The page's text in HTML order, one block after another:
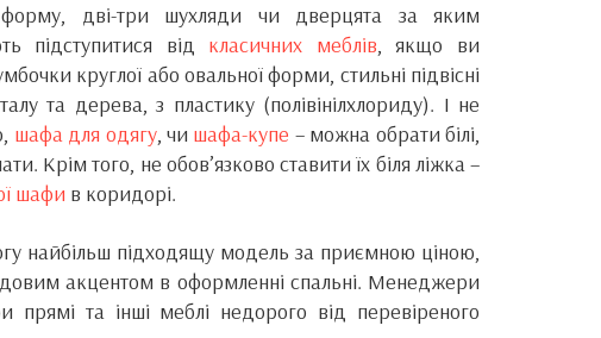
дві-три шухляди чи дверцята за яким
підступитися від класичних меблів, якщо ви
круглої або овальної форми, стильні підвісні
та дерева, з пластику (полівінілхлориду). І не
шафа для одягу, чи шафа-купе – можна обрати білі,
Крім того, не обов’язково ставити їх біля ліжка –
шафи в коридорі.
найбільш підходящу модель за приємною ціною,
акцентом в оформленні спальні. Менеджери
та інші меблі недорого від перевіреного